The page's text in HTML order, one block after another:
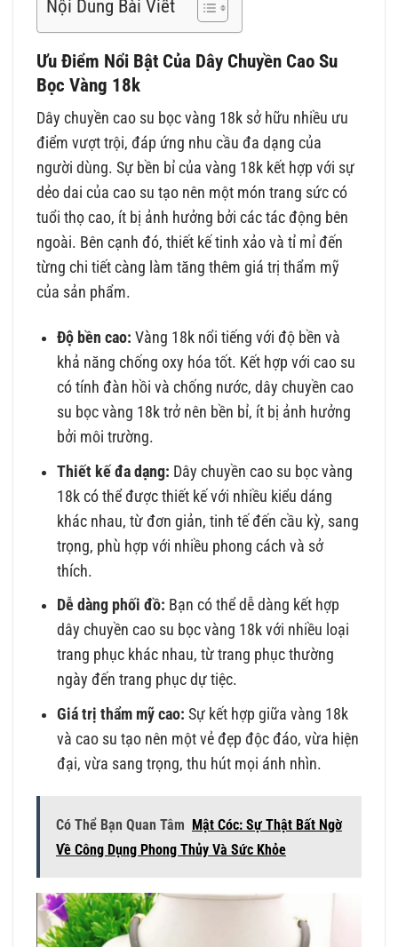
Nội Dung Bài Viết
Ưu Điểm Nổi Bật Của Dây Chuyền Cao Su
Bọc Vàng 18k
Dây chuyền cao su bọc vàng 18k sở hữu nhiều ưu
điểm vượt trội, đáp ứng nhu cầu đa dạng của
người dùng. Sự bền bỉ của vàng 18k kết hợp với sự
dẻo dai của cao su tạo nên một món trang sức có
tuổi thọ cao, ít bị ảnh hưởng bởi các tác động bên
ngoài. Bên cạnh đó, thiết kế tinh xảo và tỉ mỉ đến
từng chi tiết càng làm tăng thêm giá trị thẩm mỹ
của sản phẩm.
Độ bền cao: Vàng 18k nổi tiếng với độ bền và
khả năng chống oxy hóa tốt. Kết hợp với cao su
có tính đàn hồi và chống nước, dây chuyền cao
su bọc vàng 18k trở nên bền bỉ, ít bị ảnh hưởng
bởi môi trường.
Thiết kế đa dạng: Dây chuyền cao su bọc vàng
18k có thể được thiết kế với nhiều kiểu dáng
khác nhau, từ đơn giản, tinh tế đến cầu kỳ, sang
trọng, phù hợp với nhiều phong cách và sở
thích.
Dễ dàng phối đồ: Bạn có thể dễ dàng kết hợp
dây chuyền cao su bọc vàng 18k với nhiều loại
trang phục khác nhau, từ trang phục thường
ngày đến trang phục dự tiệc.
Giá trị thẩm mỹ cao: Sự kết hợp giữa vàng 18k
và cao su tạo nên một vẻ đẹp độc đáo, vừa hiện
đại, vừa sang trọng, thu hút mọi ánh nhìn.
Có Thể Bạn Quan Tâm Mật Cóc: Sự Thật Bất Ngờ
Về Công Dụng Phong Thủy Và Sức Khỏe